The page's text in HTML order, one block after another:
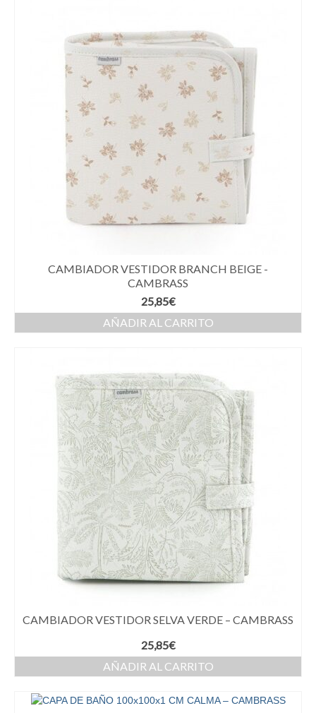
CAMBIADOR VESTIDOR BRANCH BEIGE -
CAMBRASS
25,85€
AÑADIR AL CARRITO
CAMBIADOR VESTIDOR SELVA VERDE – CAMBRASS
25,85€
AÑADIR AL CARRITO